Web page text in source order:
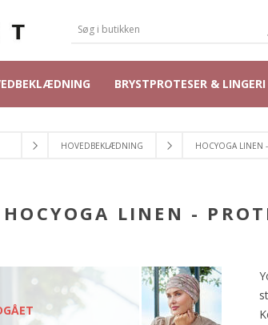
BRYSTPROTESER & LINGERI
HOVEDBEKLÆDNING HOCYOGA LINEN
HOCYOGA LINEN -